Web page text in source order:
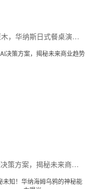
环保原木，华纳斯日式餐桌演绎自然风情
华纳AI决策方案，揭秘未来商业趋势